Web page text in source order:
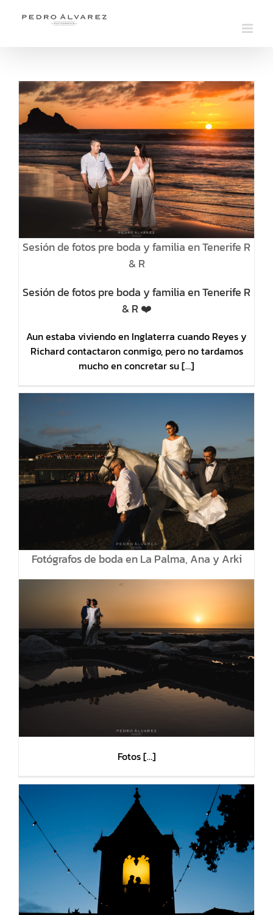
Sesión de fotos pre boda y familia en Tenerife R
& R
Sesión de fotos pre boda y familia en Tenerife R
& R ❤️
Aun estaba viviendo en Inglaterra cuando Reyes y
Richard contactaron conmigo, pero no tardamos
mucho en concretar su […]
Fotógrafos de boda en La Palma, Ana y Arki
Fotos […]